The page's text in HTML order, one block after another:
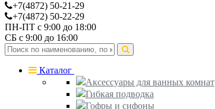
+7(4872) 50-21-29
+7(4872) 50-22-29
ПН-ПТ с 9:00 до 18:00
СБ с 9:00 до 16:00
Каталог
Аксессуары для ванных комнат
Гибкая подводка
Гофры и сифоны